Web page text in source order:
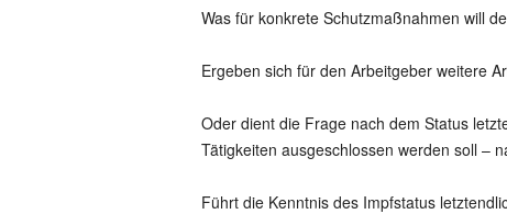
Was für konkrete Schutzmaßnahmen will
Ergeben sich für den Arbeitgeber weitere
Oder dient die Frage nach dem Status
Tätigkeiten ausgeschlossen werden soll –
Führt die Kenntnis des Impfstatus